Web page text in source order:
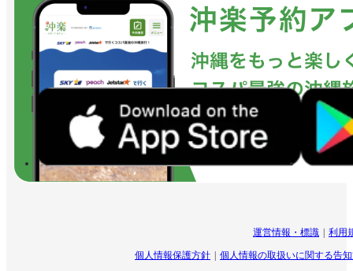
運営情報・標識 利用
個人情報保護方針 個人情報の取扱いに関する告